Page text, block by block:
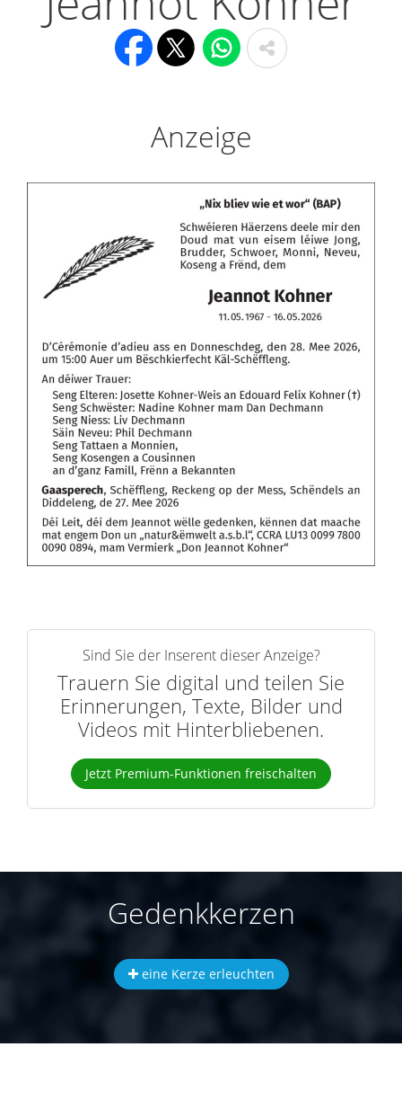
Anzeige
Sind Sie der Inserent dieser Anzeige?
Trauern Sie digital und teilen Sie
Erinnerungen, Texte, Bilder und
Videos mit Hinterbliebenen.
Jetzt Premium-Funktionen freischalten
Gedenkkerzen
eine Kerze erleuchten